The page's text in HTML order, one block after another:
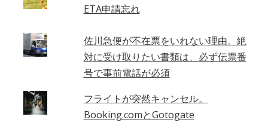
ETA申請忘れ
佐川急便が不在票をいれない理由。絶
対に受け取りたい書類は、必ず伝票番
号で事前電話が必須
フライトが突然キャンセル。
Booking.comとGotogate